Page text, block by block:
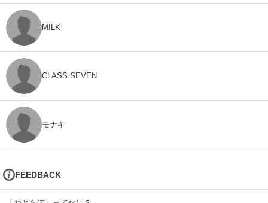
M!LK
CLASS SEVEN
モナキ
FEEDBACK